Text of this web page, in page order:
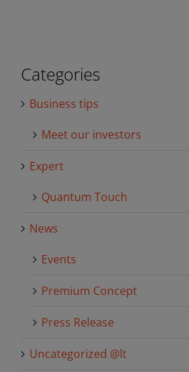
Categories
Business tips
Meet our investors
Expert
Quantum Touch
News
Events
Premium Concept
Press Release
Uncategorized @lt